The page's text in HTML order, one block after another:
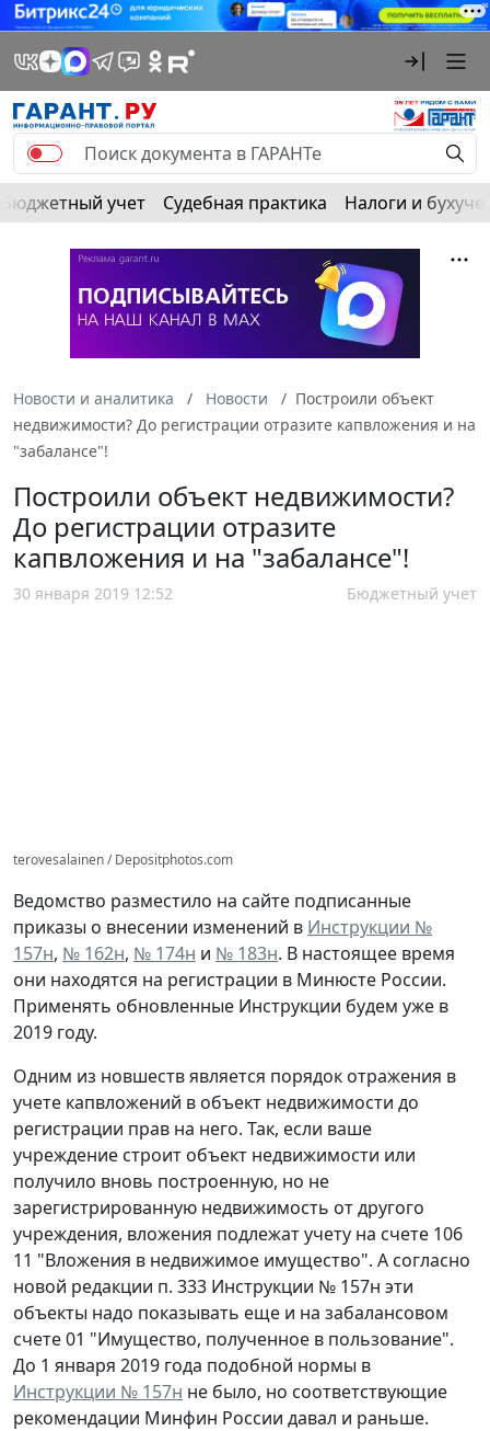
Бюджетный учет Судебная практика Налоги и
Новости и аналитика Новости
Построили объект
недвижимости? До регистрации отразите капвложения и на
"забалансе"!
Построили объект недвижимости?
До регистрации отразите
капвложения и на "забалансе"!
30 января 2019 12:52 Бюджетный учет
terovesalainen / Depositphotos.com
Ведомство разместило на сайте подписанные
приказы о внесении изменений в Инструкции №
157н, № 162н, № 174н и № 183н. В настоящее время
они находятся на регистрации в Минюсте России.
Применять обновленные Инструкции будем уже в
2019 году.
Одним из новшеств является порядок отражения в
учете капвложений в объект недвижимости до
регистрации прав на него. Так, если ваше
учреждение строит объект недвижимости или
получило вновь построенную, но не
зарегистрированную недвижимость от другого
учреждения, вложения подлежат учету на счете 106
11 "Вложения в недвижимое имущество". А согласно
новой редакции п. 333 Инструкции № 157н эти
объекты надо показывать еще и на забалансовом
счете 01 "Имущество, полученное в пользование".
До 1 января 2019 года подобной нормы в
Инструкции № 157н не было, но соответствующие
рекомендации Минфин России давал и раньше.